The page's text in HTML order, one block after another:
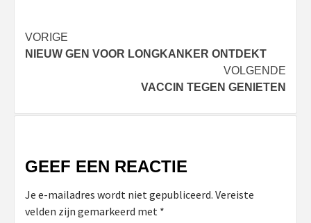
Bericht
navigatie
VORIGE
NIEUW GEN VOOR LONGKANKER ONTDEKT
VOLGENDE
VACCIN TEGEN GENIETEN
GEEF EEN REACTIE
Je e-mailadres wordt niet gepubliceerd. Vereiste
velden zijn gemarkeerd met *